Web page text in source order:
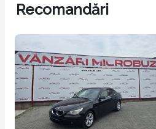
Recomandări